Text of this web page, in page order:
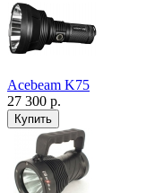
Acebeam K75
27 300 р.